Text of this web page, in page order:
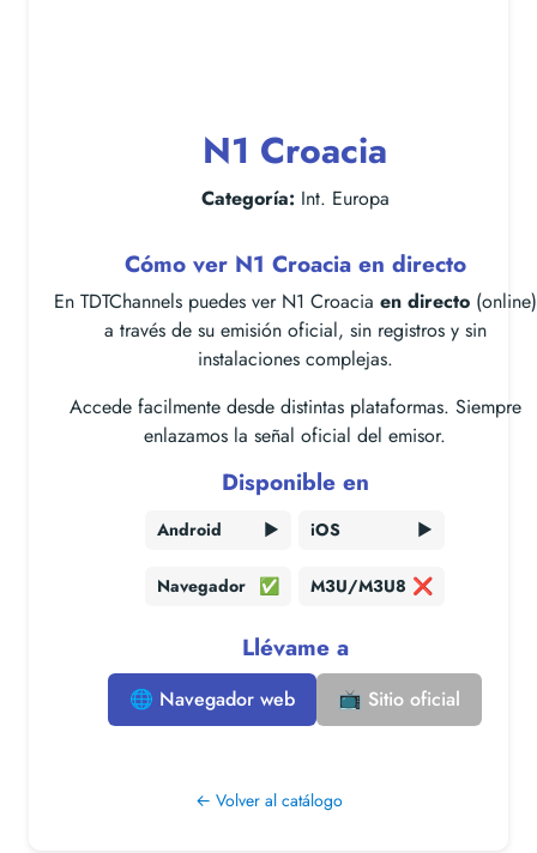
N1 Croacia
Categoría: Int. Europa
Cómo ver N1 Croacia en directo
En TDTChannels puedes ver N1 Croacia en directo(online)
a través de su emisión oficial, sin registros y sin
instalaciones complejas.
Accede facilmente desde distintas plataformas. Siempre
enlazamos la señal oficial del emisor.
Disponible en
Android ▶️ iOS ▶️
Navegador ✅ M3U/M3U8 ❌
Llévame a
🌐 Navegador web 📺 Sitio oficial
← Volver al catálogo